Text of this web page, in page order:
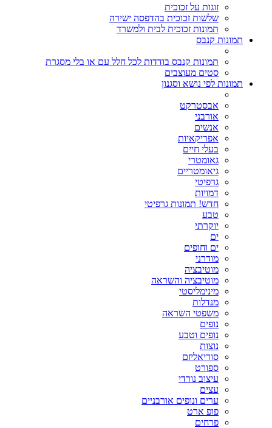
זוגות על זכוכית
שלשות זכוכית בהדפסה ישירה
תמונות זכוכית לבית ולמשרד
תמונות קנבס
תמונות קנבס בודדות לכל חלל עם או בלי מסגרת
סטים מעוצבים
תמונות לפי נושא וסגנון
אבסטרקט
אורבני
אנשים
אפריקאיות
בעלי חיים
גאומטרי
גיאומטריים
גרפיטי
דמויות
חדש! תמונות גרפיטי
טבע
יוקרתי
ים
ים וחופים
מודרני
מוטיבציה
מוטיבציה והשראה
מינימליסטי
מנדלות
משפטי השראה
נופים
נופים וטבע
נוצות
סוריאליזם
ספורט
עיצוב נורדי
עצים
ערים ונופים אורבניים
פופ ארט
פרחים